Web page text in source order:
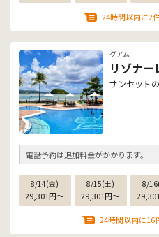
24時間以内に2
グアム
リゾナー
サンセット
電話予約は追加料金がかかります。
8/14(金)
29,301円〜
8/15(土)
29,301円〜
8/
24時間以内に16